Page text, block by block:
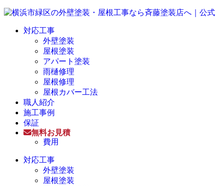
対応工事
外壁塗装
屋根塗装
アパート塗装
雨樋修理
屋根修理
屋根カバー工法
職人紹介
施工事例
保証
無料お見積
費用
対応工事
外壁塗装
屋根塗装